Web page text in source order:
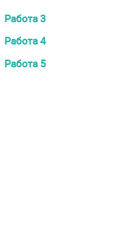
Работа 3
Работа 4
Работа 5